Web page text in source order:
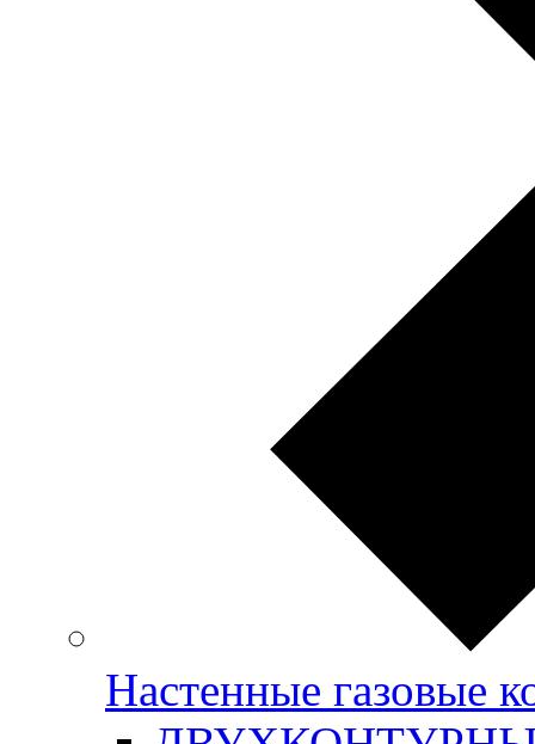
Настенные газовые